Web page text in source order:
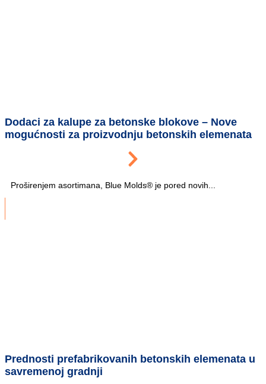
Dodaci za kalupe za betonske blokove – Nove
mogućnosti za proizvodnju betonskih elemenata
Proširenjem asortimana, Blue Molds® je pored novih...
Prednosti prefabrikovanih betonskih elemenata u
savremenoj gradnji